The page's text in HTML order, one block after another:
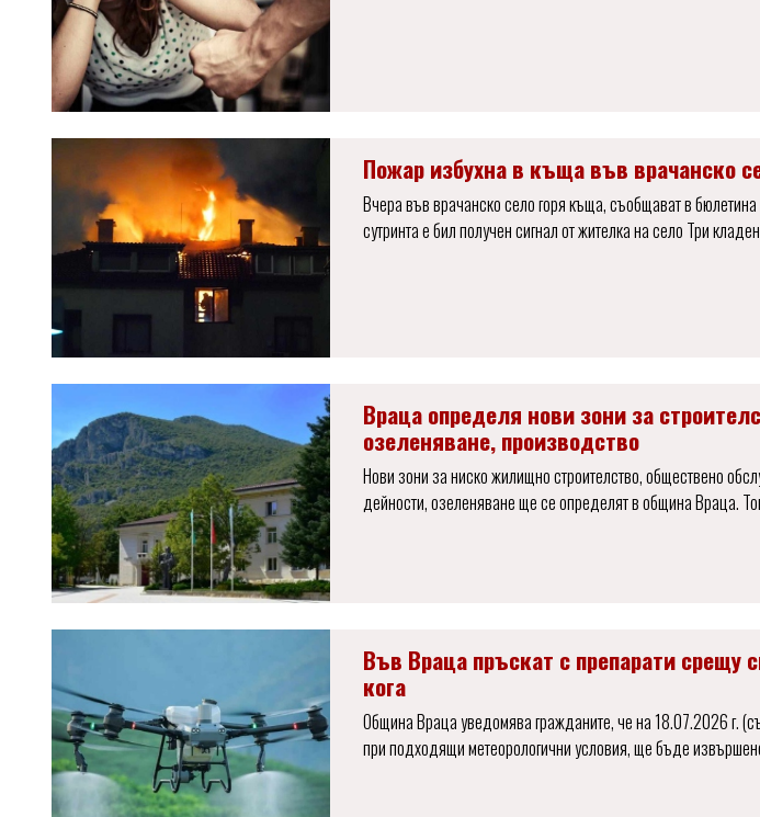
Пожар избухна в къща във врачанско
Вчера във врачанско село горя къща, съобщават в
сутринта е бил получен сигнал от жителка на село Три
Враца определя нови зони за
озеленяване, производство
Нови зони за ниско жилищно строителство, обществено
дейности, озеленяване ще се определят в община Враца.
Във Враца пръскат с препарати срещу
кога
Община Враца уведомява гражданите, че на 18.07.2026 г.
при подходящи метеорологични условия, ще бъде